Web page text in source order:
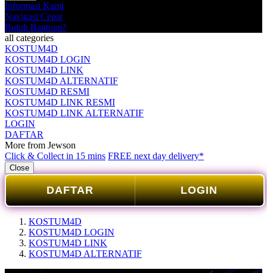
Informasi Kami
Navigasi Cepat
Butuh Bantuan?
all categories
KOSTUM4D
KOSTUM4D LOGIN
KOSTUM4D LINK
KOSTUM4D ALTERNATIF
KOSTUM4D RESMI
KOSTUM4D LINK RESMI
KOSTUM4D LINK ALTERNATIF
LOGIN
DAFTAR
More from Jewson
Click & Collect in 15 mins FREE next day delivery*
Close
DAFTAR LOGIN
KOSTUM4D
KOSTUM4D LOGIN
KOSTUM4D LINK
KOSTUM4D ALTERNATIF